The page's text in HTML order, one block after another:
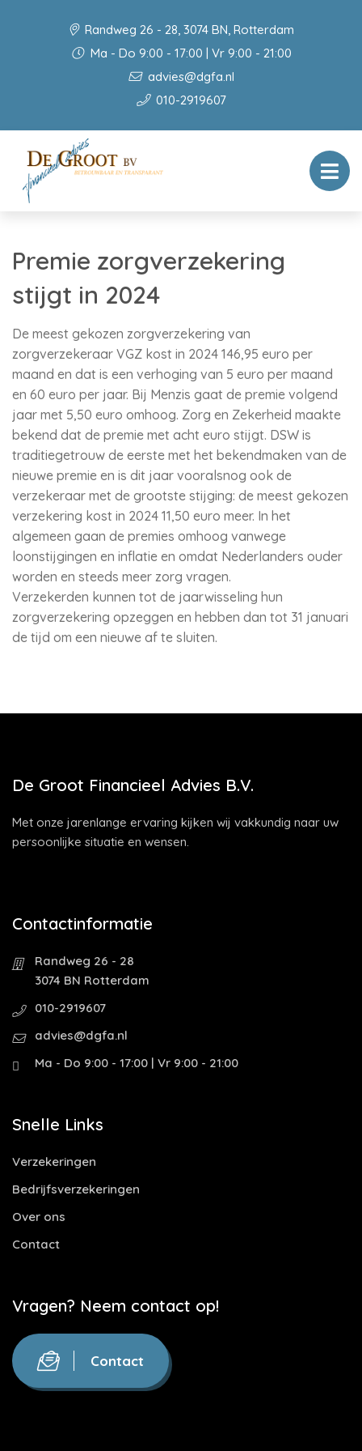
Randweg 26 - 28, 3074 BN, Rotterdam
Ma - Do 9:00 - 17:00 | Vr 9:00 - 21:00
advies@dgfa.nl
010-2919607
Premie zorgverzekering
stijgt in 2024
De meest gekozen zorgverzekering van
zorgverzekeraar VGZ kost in 2024 146,95 euro per
maand en dat is een verhoging van 5 euro per maand
en 60 euro per jaar. Bij Menzis gaat de premie volgend
jaar met 5,50 euro omhoog. Zorg en Zekerheid maakte
bekend dat de premie met acht euro stijgt. DSW is
traditiegetrouw de eerste met het bekendmaken van de
nieuwe premie en is dit jaar vooralsnog ook de
verzekeraar met de grootste stijging: de meest gekozen
verzekering kost in 2024 11,50 euro meer. In het
algemeen gaan de premies omhoog vanwege
loonstijgingen en inflatie en omdat Nederlanders ouder
worden en steeds meer zorg vragen.
Verzekerden kunnen tot de jaarwisseling hun
zorgverzekering opzeggen en hebben dan tot 31 januari
de tijd om een nieuwe af te sluiten.
De Groot Financieel Advies B.V.
Met onze jarenlange ervaring kijken wij vakkundig naar uw
persoonlijke situatie en wensen.
Contactinformatie
Randweg 26 - 28
3074 BN Rotterdam
010-2919607
advies@dgfa.nl
Ma - Do 9:00 - 17:00 | Vr 9:00 - 21:00
Snelle Links
Verzekeringen
Bedrijfsverzekeringen
Over ons
Contact
Vragen? Neem contact op!
Contact